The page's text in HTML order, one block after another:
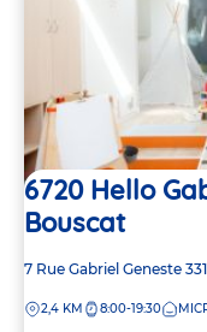
6720 Hello
Bouscat
Adresse
la
7 Rue Gabriel Geneste
DISTANCE
2,4 KM 8:00-19:30